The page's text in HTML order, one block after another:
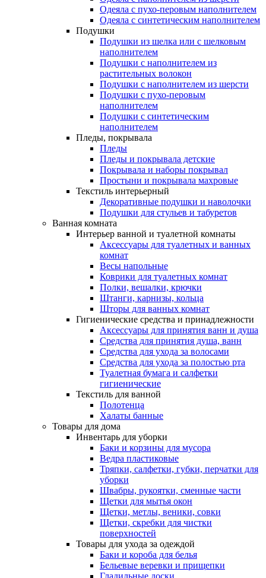
Одеяла с пухо-перовым наполнителем
Одеяла с синтетическим наполнителем
Подушки
Подушки из шелка или с шелковым
наполнителем
Подушки с наполнителем из
растительных волокон
Подушки с наполнителем из шерсти
Подушки с пухо-перовым
наполнителем
Подушки с синтетическим
наполнителем
Пледы, покрывала
Пледы
Пледы и покрывала детские
Покрывала и наборы покрывал
Простыни и покрывала махровые
Текстиль интерьерный
Декоративные подушки и наволочки
Подушки для стульев и табуретов
Ванная комната
Интерьер ванной и туалетной комнаты
Аксессуары для туалетных и ванных
комнат
Весы напольные
Коврики для туалетных комнат
Полки, вешалки, крючки
Штанги, карнизы, кольца
Шторы для ванных комнат
Гигиенические средства и принадлежности
Аксессуары для принятия ванн и душа
Средства для принятия душа, ванн
Средства для ухода за волосами
Средства для ухода за полостью рта
Туалетная бумага и салфетки
гигиенические
Текстиль для ванной
Полотенца
Халаты банные
Товары для дома
Инвентарь для уборки
Баки и корзины для мусора
Ведра пластиковые
Тряпки, салфетки, губки, перчатки для
уборки
Швабры, рукоятки, сменные части
Щетки для мытья окон
Щетки, метлы, веники, совки
Щетки, скребки для чистки
поверхностей
Товары для ухода за одеждой
Баки и короба для белья
Бельевые веревки и прищепки
Гладильные доски